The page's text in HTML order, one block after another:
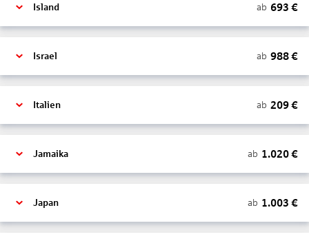
Island ab 693 €
Israel ab 988€
Italien ab 209€
Jamaika ab 1.020€
Japan ab 1.003 €